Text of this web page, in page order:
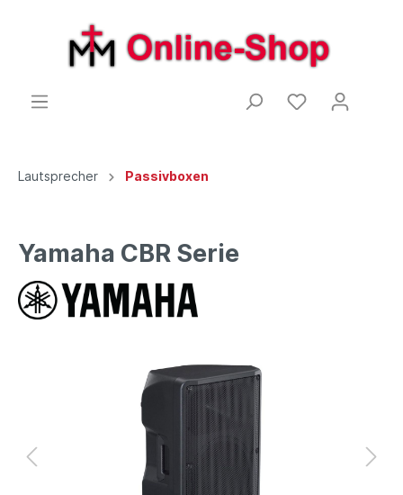
Lautsprecher Passivboxen
Yamaha CBR Serie